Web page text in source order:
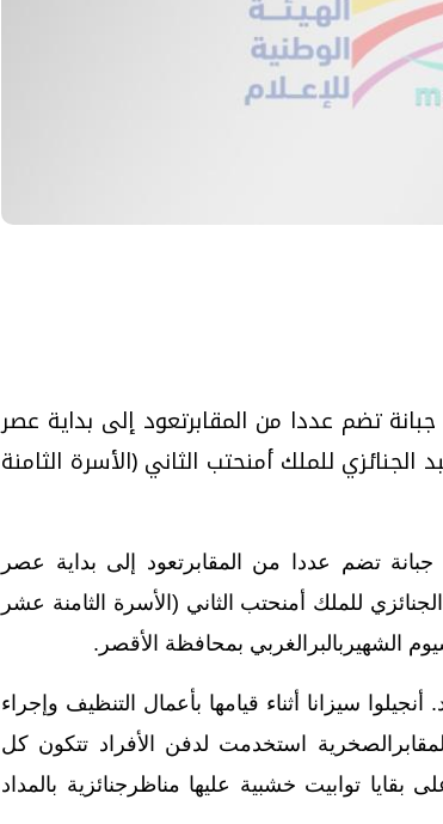
جبانة تضم عددا من المقابرتعود إلى بداية عصر
664 ق م) داخل المعبد الجنائزي للملك أمنحتب الثاني (الأسرة الثامنة
جبانة تضم عددا من المقابرتعود إلى بداية عصر
ق م) داخل المعبد الجنائزي للملك أمنحتب الثاني (الأسرة الثامنة عشر
سيزانا أثناء قيامها بأعمال التنظيف وإجراء
استخدمت لدفن الأفراد تتكون كل
توابيت خشبية عليها مناظرجنائزية بالمداد
وإجابات
السبت، 01 اغسطس 2026 10:25 ص